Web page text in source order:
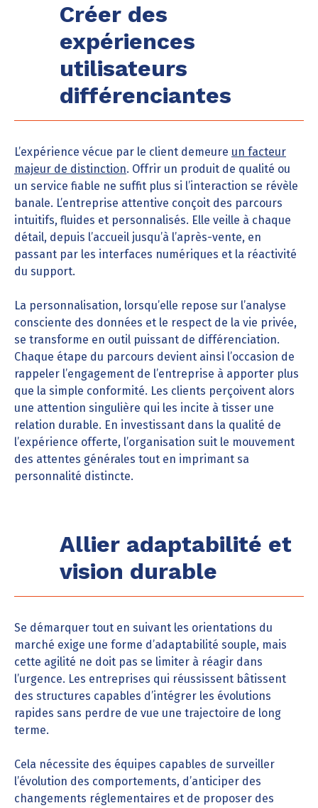
Créer des
expériences
utilisateurs
différenciantes
L’expérience vécue par le client demeure un facteur
majeur de distinction. Offrir un produit de qualité ou
un service fiable ne suffit plus si l’interaction se révèle
banale. L’entreprise attentive conçoit des parcours
intuitifs, fluides et personnalisés. Elle veille à chaque
détail, depuis l’accueil jusqu’à l’après-vente, en
passant par les interfaces numériques et la réactivité
du support.
La personnalisation, lorsqu’elle repose sur l’analyse
consciente des données et le respect de la vie privée,
se transforme en outil puissant de différenciation.
Chaque étape du parcours devient ainsi l’occasion de
rappeler l’engagement de l’entreprise à apporter plus
que la simple conformité. Les clients perçoivent alors
une attention singulière qui les incite à tisser une
relation durable. En investissant dans la qualité de
l’expérience offerte, l’organisation suit le mouvement
des attentes générales tout en imprimant sa
personnalité distincte.
Allier adaptabilité et
vision durable
Se démarquer tout en suivant les orientations du
marché exige une forme d’adaptabilité souple, mais
cette agilité ne doit pas se limiter à réagir dans
l’urgence. Les entreprises qui réussissent bâtissent
des structures capables d’intégrer les évolutions
rapides sans perdre de vue une trajectoire de long
terme.
Cela nécessite des équipes capables de surveiller
l’évolution des comportements, d’anticiper des
changements réglementaires et de proposer des